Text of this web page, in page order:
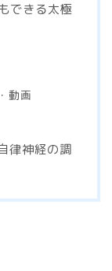
できる太極
動画
律神経の調